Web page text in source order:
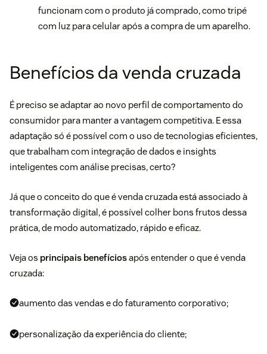
funcionam com o produto já comprado, como tripé
com luz para celular após a compra de um aparelho.
Benefícios da venda cruzada
É preciso se adaptar ao novo perfil de comportamento do
consumidor para manter a vantagem competitiva. E essa
adaptação só é possível com o uso de tecnologias eficientes,
que trabalham com integração de dados e insights
inteligentes com análise precisas, certo?
Já que o conceito do que é venda cruzada está associado à
transformação digital, é possível colher bons frutos dessa
prática, de modo automatizado, rápido e eficaz.
Veja os principais benefíciosapós entender o que é venda
cruzada:
aumento das vendas e do faturamento corporativo;
personalização daexperiência do cliente;